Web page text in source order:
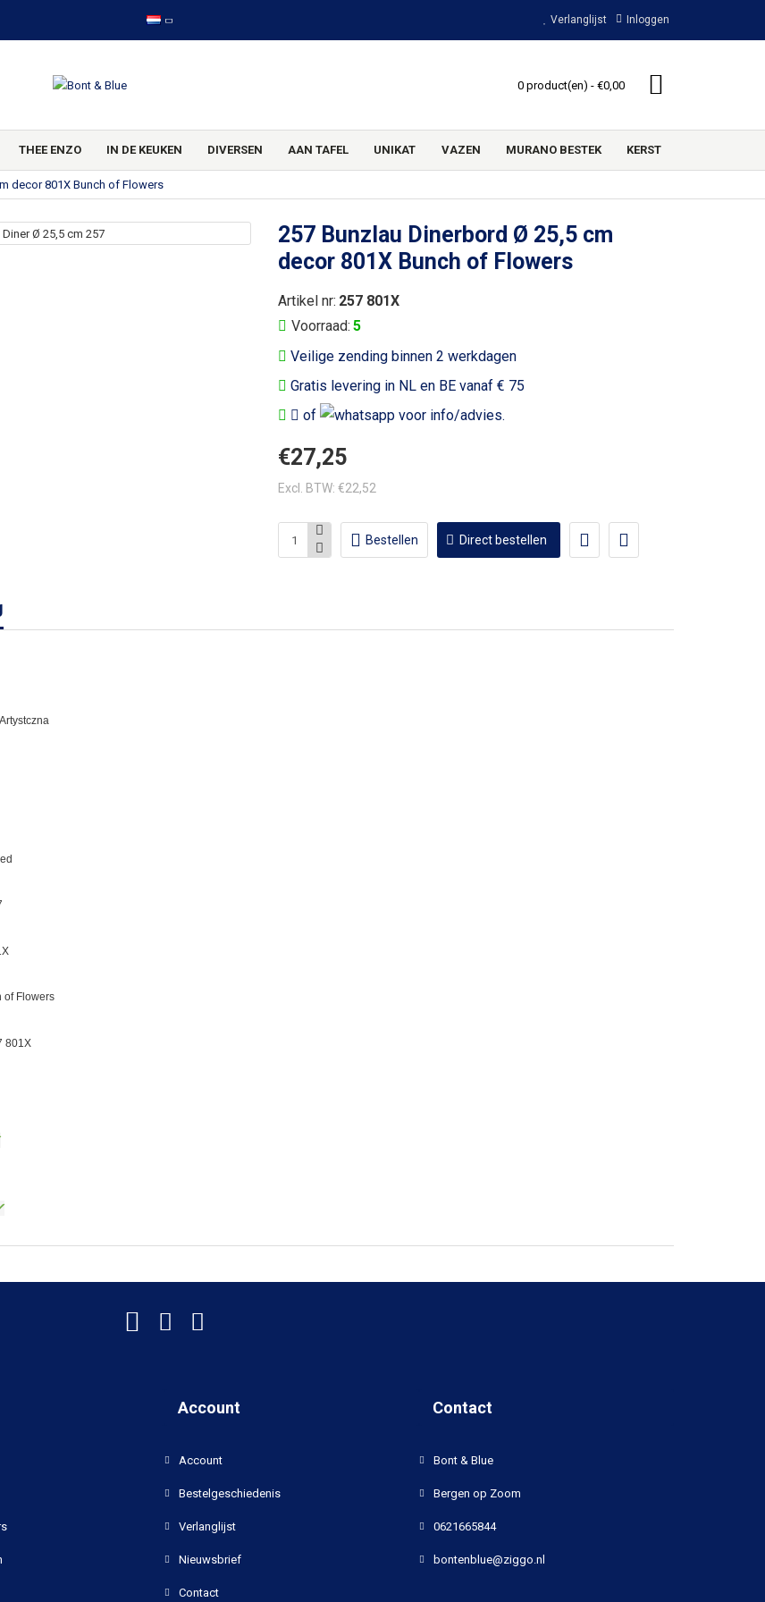
Verlanglijst Inloggen
0 product(en) - €0,00
THEE ENZO IN DE KEUKEN DIVERSEN AAN TAFEL UNIKAT VAZEN MURANO BESTEK KERST
decor 801X Bunch of Flowers
257 Bunzlau Dinerbord Ø 25,5 cm
decor 801X Bunch of Flowers
Veilige zending binnen 2 werkdagen
Gratis levering in NL en BE vanaf € 75
of
voor info/advies.
Voorraad: 5
Artikel nr: 257 801X
€27,25
Excl. BTW: €22,52
Bestellen Direct bestellen
of Flowers
801X
Account
Account
Bestelgeschiedenis
Verlanglijst
Nieuwsbrief
Contact
Contact
Bont & Blue
Bergen op Zoom
0621665844
bontenblue@ziggo.nl